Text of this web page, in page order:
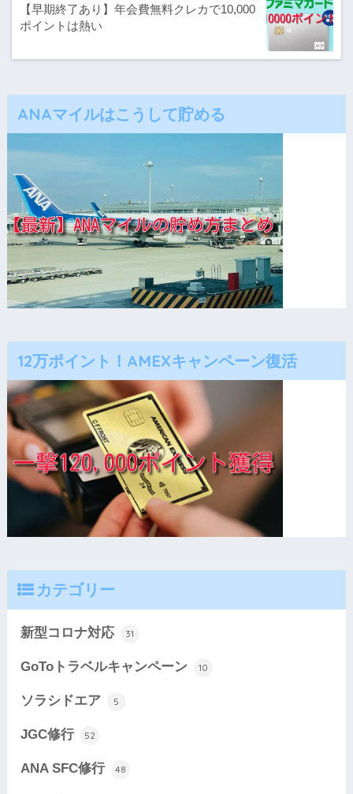
【早期終了あり】年会費無料クレカで10,000
ポイントは熱い
ANAマイルはこうして貯める
12万ポイント！AMEXキャンペーン復活
カテゴリー
新型コロナ対応 31
GoToトラベルキャンペーン 10
ソラシドエア 5
JGC修行 52
ANA SFC修行 48